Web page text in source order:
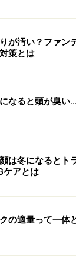
ヘアカラー
から40代の女性
一般的なヘアカ
ょうか。今回は
ます。
ラーって同じもの？ [女性
が汚い？ファン
策とは
なると頭が臭
は冬になるとト
ケアとは
の適量って一体